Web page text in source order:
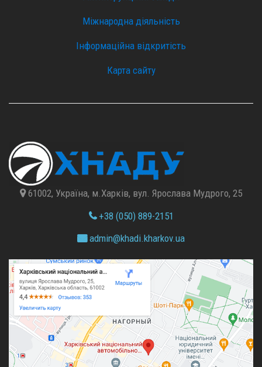
Міжнародна діяльність
Інформаційна відкритість
Карта сайту
61002, Україна, м.Харків, вул. Ярослава Мудрого, 25
+38 (050) 889-2151
admin@khadi.kharkov.ua